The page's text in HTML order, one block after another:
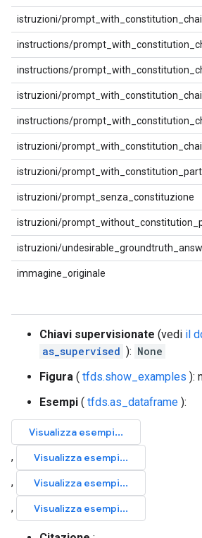
istruzioni/
instructions/
instructions/
istruzioni/
instructions/
istruzioni/
istruzioni/
istruzioni/prompt_senza_constituzione
istruzioni/
istruzioni/
immagine_originale
Chiavi supervisionate (vedi il
as_supervised ): None
Figura ( tfds.show_examples ):
Esempi ( tfds.as_dataframe ):